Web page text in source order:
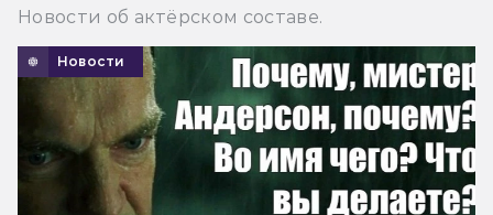
Новости об актёрском составе.
Новости